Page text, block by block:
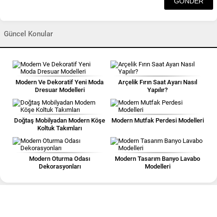
Güncel Konular
Modern Ve Dekoratif Yeni Moda
Dresuar Modelleri
Arçelik Fırın Saat Ayarı Nasıl
Yapılır?
Doğtaş Mobilyadan Modern Köşe
Koltuk Takımları
Modern Mutfak Perdesi Modelleri
Modern Oturma Odası
Dekorasyonları
Modern Tasarım Banyo Lavabo
Modelleri